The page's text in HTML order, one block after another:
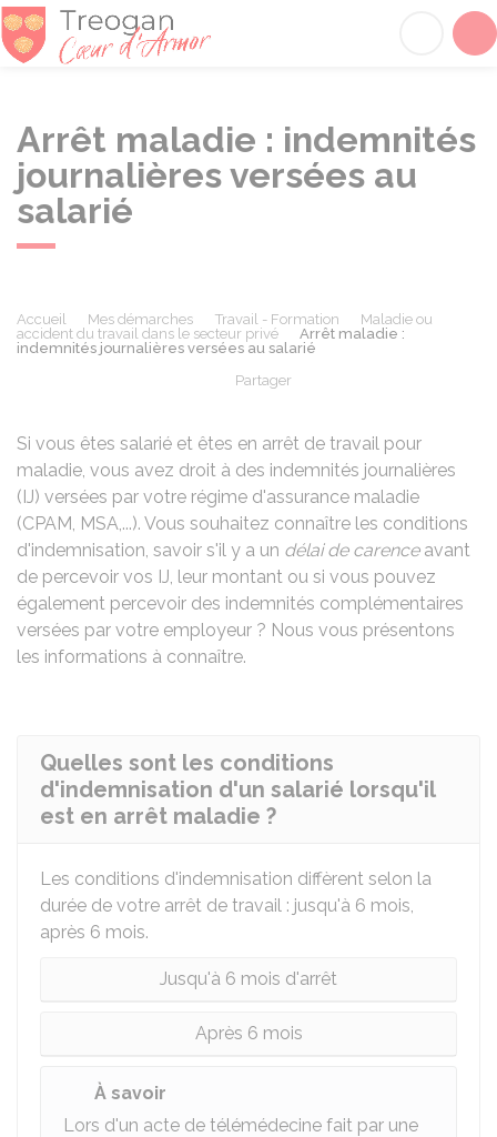
Arrêt maladie : indemnités
journalières versées au
salarié
Accueil Mes démarches Travail - Formation
Maladie ou
accident du travail dans le secteur privé
Arrêt maladie :
indemnités journalières versées au salarié
Partager
Si vous êtes salarié et êtes en arrêt de travail pour
maladie, vous avez droit à des indemnités journalières
(IJ) versées par votre régime d'assurance maladie
(CPAM, MSA,...). Vous souhaitez connaître les conditions
d'indemnisation, savoir s'il y a un délai de carenceavant
de percevoir vos IJ, leur montant ou si vous pouvez
également percevoir des indemnités complémentaires
versées par votre employeur ? Nous vous présentons
les informations à connaître.
Quelles sont les conditions
d'indemnisation d'un salarié lorsqu'il
est en arrêt maladie ?
Les conditions d'indemnisation diffèrent selon la
durée de votre arrêt de travail : jusqu'à 6 mois,
après 6 mois.
Jusqu'à 6 mois d'arrêt
Après 6 mois
À savoir
Lors d'un acte de télémédecine fait par une